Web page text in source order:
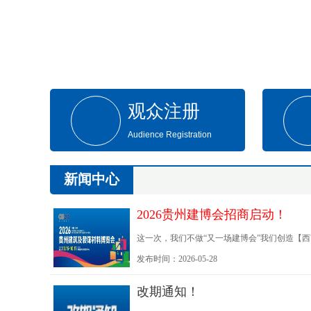
观众注册
Audience Registration
新闻中心
2026贵州建博会招商启动！
这一次，我们不做“又一场建博会”我们创造【
展会，而是长期平台
发布时间：2026-05-28
改期通知！